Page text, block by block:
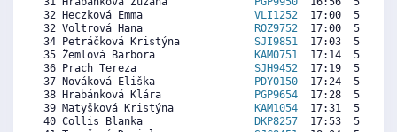
32 Heczková Emma VLI1252
17:00  5845
32 Voltrová Hana
ROZ9752
17:00  5845
34 Petráčková Kristýna SJI9851
17:03  5815
35 Žemlová Barbora
KAM0751
17:14  5704
36 Prach Tereza SJH9452
17:19  5654
37 Nováková Eliška
PDY0150
17:24  5603
38 Hrabánková Klára
PGP9654
17:28  5563
39 Matyšková Kristýna
KAM1054
17:31  5533
40 Collis Blanka
DKP8257
17:53  5311